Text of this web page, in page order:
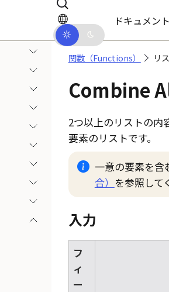
ドキュメントナビゲーションにスキップ
ドキュメント
関数（Functions） リ
Combine
2つ以上のリストの内
要素のリストです。
一意の要素を含
合） を参照して
入力
フ
ィ
ー